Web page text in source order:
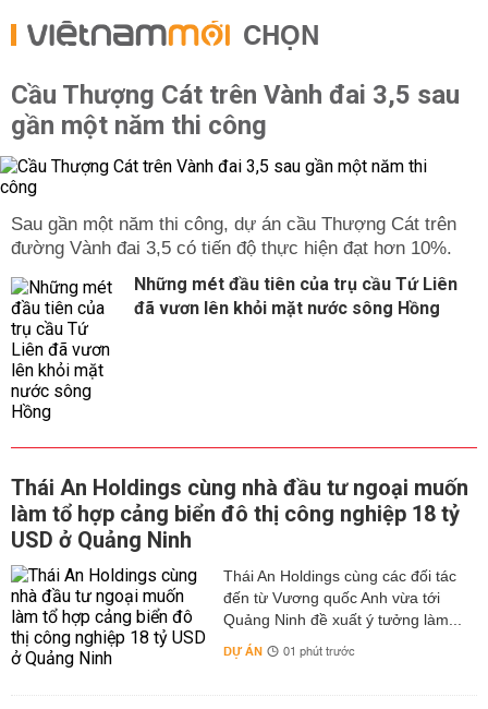
CHỌN
Cầu Thượng Cát trên Vành đai 3,5 sau
gần một năm thi công
Sau gần một năm thi công, dự án cầu Thượng Cát trên
đường Vành đai 3,5 có tiến độ thực hiện đạt hơn 10%.
Những mét đầu tiên của trụ cầu Tứ Liên
đã vươn lên khỏi mặt nước sông Hồng
Thái An Holdings cùng nhà đầu tư ngoại muốn
làm tổ hợp cảng biển đô thị công nghiệp 18 tỷ
USD ở Quảng Ninh
Thái An Holdings cùng các đối tác
đến từ Vương quốc Anh vừa tới
Quảng Ninh đề xuất ý tưởng làm...
DỰ ÁN 01 phút trước